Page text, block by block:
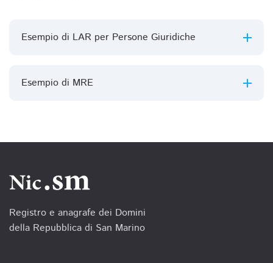
Esempio di LAR per Persone Giuridiche
Esempio di MRE
Registro e anagrafe dei Domini
della Repubblica di San Marino